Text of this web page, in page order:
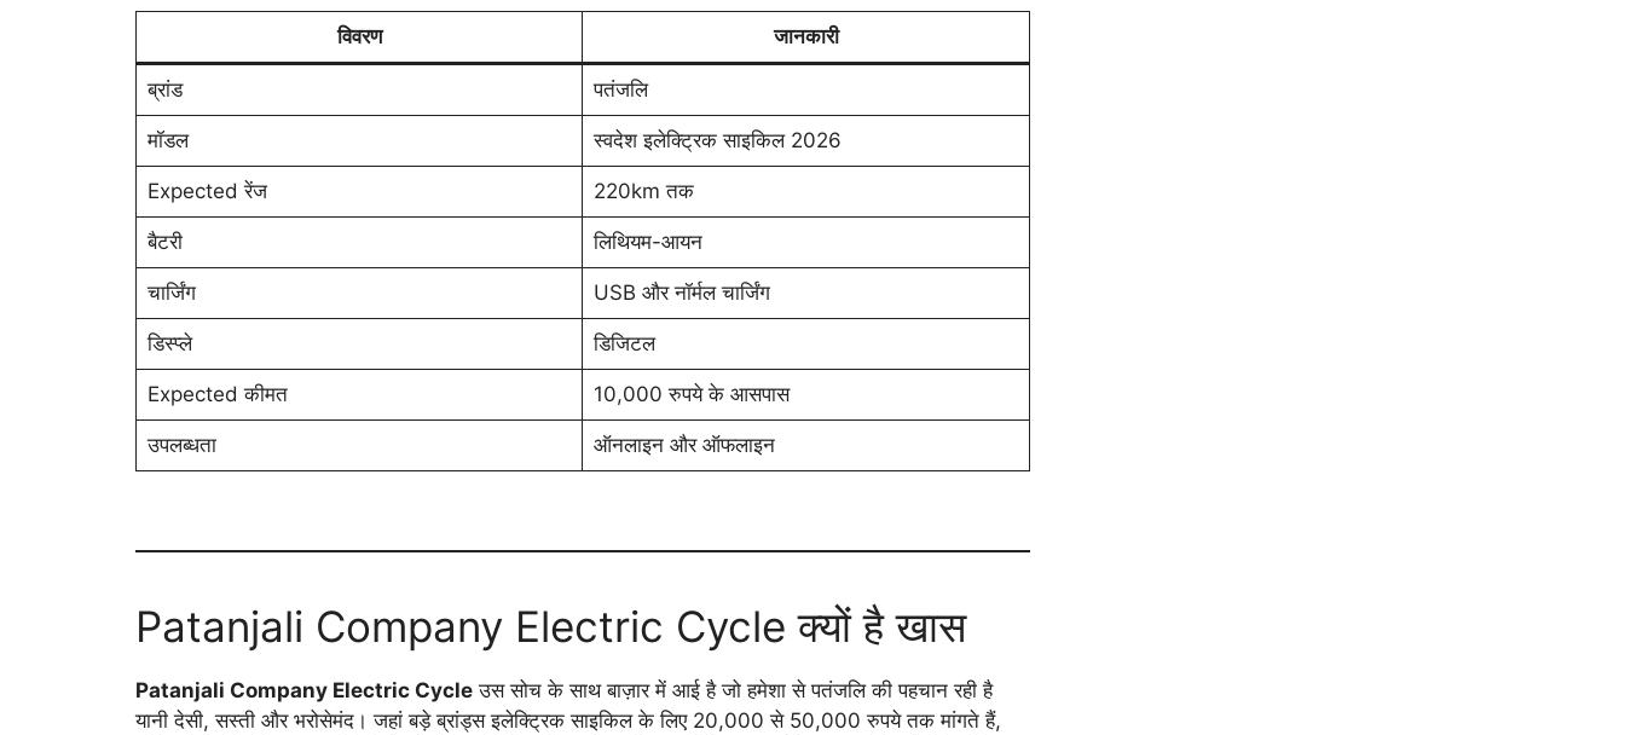
विवरण जानकारी
ब्रांड पतंजलि
मॉडल स्वदेश इलेक्ट्रिक साइकिल 2026
Expected रेंज 220km तक
बैटरी लिथियम-आयन
चार्जिंग USB और नॉर्मल चार्जिंग
डिस्प्ले डिजिटल
Expected कीमत 10,000 रुपये के आसपास
उपलब्धता ऑनलाइन और ऑफलाइन
Patanjali Company Electric Cycle क्यों है खास
Patanjali Company Electric Cycle उस सोच के साथ बाज़ार में आई है जो हमेशा से पतंजलि की पहचान रही है
यानी देसी, सस्ती और भरोसेमंद। जहां बड़े ब्रांड्स इलेक्ट्रिक साइकिल के लिए 20,000 से 50,000 रुपये तक मांगते हैं,